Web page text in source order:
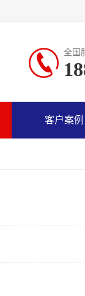
全国
客户案例